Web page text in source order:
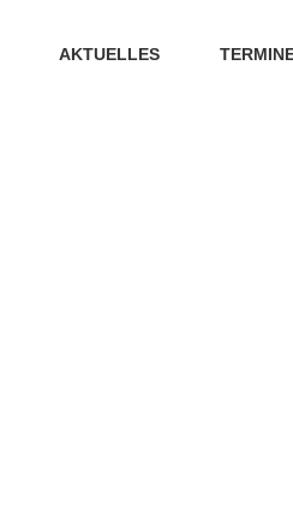
AKTUELLES